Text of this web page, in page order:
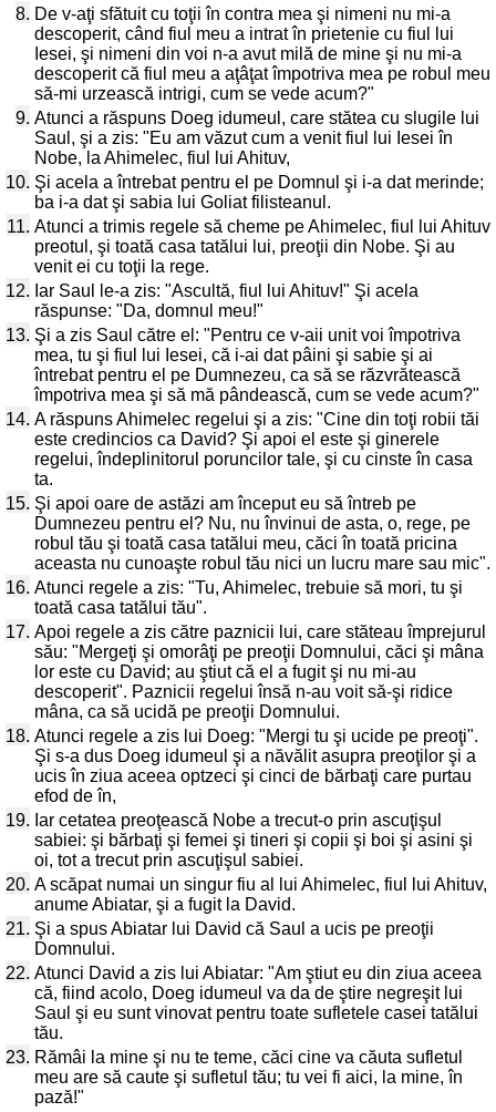
8. De v-aţi sfătuit cu toţii în contra mea şi nimeni nu mi-a
descoperit, când fiul meu a intrat în prietenie cu fiul lui
Iesei, şi nimeni din voi n-a avut milă de mine şi nu mi-a
descoperit că fiul meu a aţâţat împotriva mea pe robul meu
să-mi urzească intrigi, cum se vede acum?"
9. Atunci a răspuns Doeg idumeul, care stătea cu slugile lui
Saul, şi a zis: "Eu am văzut cum a venit fiul lui Iesei în
Nobe, la Ahimelec, fiul lui Ahituv,
10. Şi acela a întrebat pentru el pe Domnul şi i-a dat merinde;
ba i-a dat şi sabia lui Goliat filisteanul.
11. Atunci a trimis regele să cheme pe Ahimelec, fiul lui Ahituv
preotul, şi toată casa tatălui lui, preoţii din Nobe. Şi au
venit ei cu toţii la rege.
12. Iar Saul le-a zis: "Ascultă, fiul lui Ahituv!" Şi acela
răspunse: "Da, domnul meu!"
13. Şi a zis Saul către el: "Pentru ce v-aii unit voi împotriva
mea, tu şi fiul lui Iesei, că i-ai dat pâini şi sabie şi ai
întrebat pentru el pe Dumnezeu, ca să se răzvrătească
împotriva mea şi să mă pândească, cum se vede acum?"
14. A răspuns Ahimelec regelui şi a zis: "Cine din toţi robii tăi
este credincios ca David? Şi apoi el este şi ginerele
regelui, îndeplinitorul poruncilor tale, şi cu cinste în casa
ta.
15. Şi apoi oare de astăzi am început eu să întreb pe
Dumnezeu pentru el? Nu, nu învinui de asta, o, rege, pe
robul tău şi toată casa tatălui meu, căci în toată pricina
aceasta nu cunoaşte robul tău nici un lucru mare sau mic".
16. Atunci regele a zis: "Tu, Ahimelec, trebuie să mori, tu şi
toată casa tatălui tău".
17. Apoi regele a zis către paznicii lui, care stăteau împrejurul
său: "Mergeţi şi omorâţi pe preoţii Domnului, căci şi mâna
lor este cu David; au ştiut că el a fugit şi nu mi-au
descoperit". Paznicii regelui însă n-au voit să-şi ridice
mâna, ca să ucidă pe preoţii Domnului.
18. Atunci regele a zis lui Doeg: "Mergi tu şi ucide pe preoţi".
Şi s-a dus Doeg idumeul şi a năvălit asupra preoţilor şi a
ucis în ziua aceea optzeci şi cinci de bărbaţi care purtau
efod de în,
19. Iar cetatea preoţească Nobe a trecut-o prin ascuţişul
sabiei: şi bărbaţi şi femei şi tineri şi copii şi boi şi asini şi
oi, tot a trecut prin ascuţişul sabiei.
20. A scăpat numai un singur fiu al lui Ahimelec, fiul lui Ahituv,
anume Abiatar, şi a fugit la David.
21. Şi a spus Abiatar lui David că Saul a ucis pe preoţii
Domnului.
22. Atunci David a zis lui Abiatar: "Am ştiut eu din ziua aceea
că, fiind acolo, Doeg idumeul va da de ştire negreşit lui
Saul şi eu sunt vinovat pentru toate sufletele casei tatălui
tău.
23. Rămâi la mine şi nu te teme, căci cine va căuta sufletul
meu are să caute şi sufletul tău; tu vei fi aici, la mine, în
pază!"